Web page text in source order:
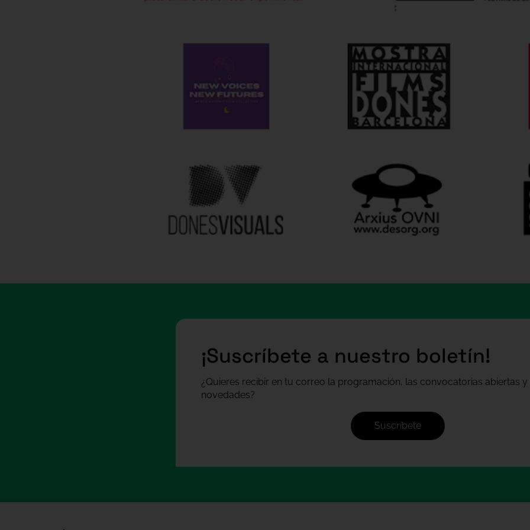
¡Suscríbete a nuestro boletín!
¿Quieres recibir en tu correo la programación, las convocatorias abiertas y
novedades?
Suscríbete